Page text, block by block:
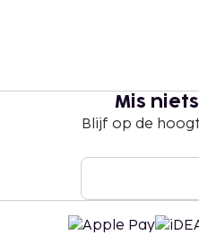
Mis
Blijf op de